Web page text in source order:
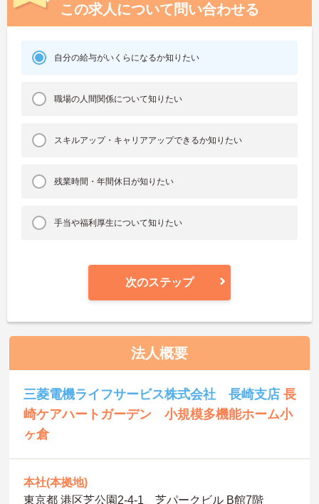
この求人について問い合わせる
自分の給与がいくらになるか知りたい
職場の人間関係について知りたい
スキルアップ・キャリアアップできるか知りたい
残業時間・年間休日が知りたい
手当や福利厚生について知りたい
次のステップ
法人概要
三菱電機ライフサービス株式会社 長崎支店長
崎ケアハートガーデン 小規模多機能ホーム小
ヶ倉
本社(本拠地)
東京都 港区芝公園2-4-1 芝パークビル B館7階